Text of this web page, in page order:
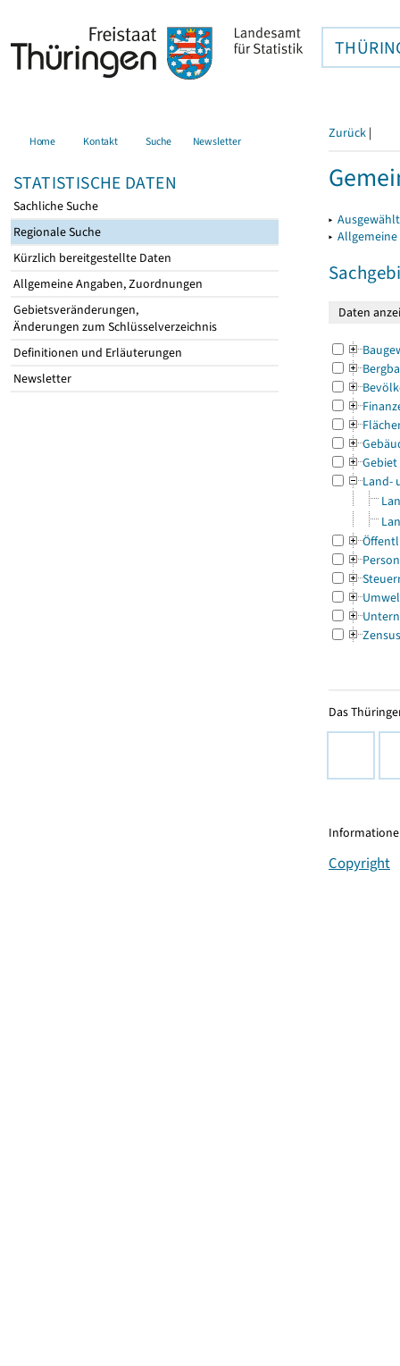
Home Kontakt Suche Newsletter
STATISTISCHE DATEN
Sachliche Suche
Regionale Suche
Kürzlich bereitgestellte Daten
Allgemeine Angaben, Zuordnungen
Gebietsveränderungen,
Änderungen zum Schlüsselverzeichnis
Definitionen und Erläuterungen
Newsletter
Zurück |
▸
▸
Gebiet
Land-
Zensus
Das
Copyright